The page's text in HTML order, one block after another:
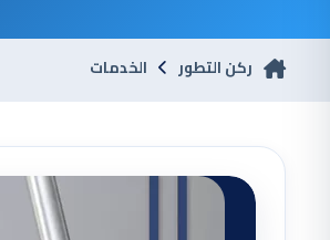
ركن التطور الخدمات